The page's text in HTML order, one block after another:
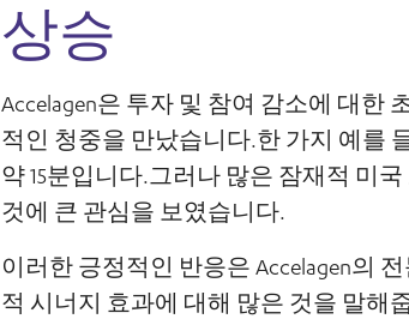
상승
Accelagen은 투자 및 참여 감소에 대한
적인 청중을 만났습니다.한 가지 예를
약 15분입니다.그러나 많은 잠재적 미
것에 큰 관심을 보였습니다.
이러한 긍정적인 반응은 Accelagen의
적 시너지 효과에 대해 많은 것을 말해